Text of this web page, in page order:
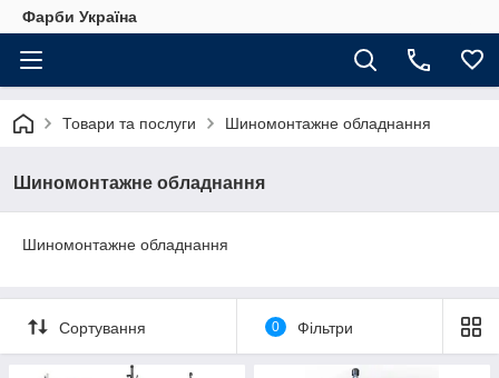
Фарби Україна
Товари та послуги Шиномонтажне обладнання
Шиномонтажне обладнання
Шиномонтажне обладнання
Сортування 0 Фільтри